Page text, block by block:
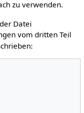
zu verwenden.
Datei
vom dritten Teil